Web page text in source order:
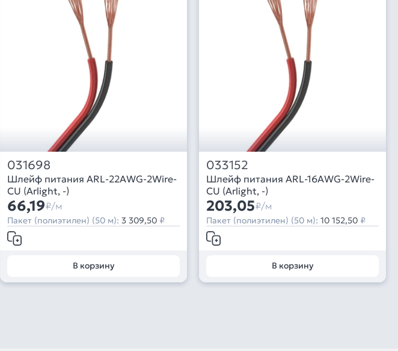
031698
Шлейф питания ARL-22AWG-2Wire-
CU (Arlight, -)
66,19₽/м
Пакет (полиэтилен) (50 м): 3 309,50 ₽
В корзину
033152
Шлейф питания ARL-16AWG-2Wire-
CU (Arlight, -)
203,05₽/м
Пакет (полиэтилен) (50 м): 10 152,50 ₽
В корзину